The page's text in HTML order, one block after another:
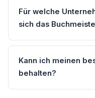
Für welche
sich das
Kann ich meinen
behalten?